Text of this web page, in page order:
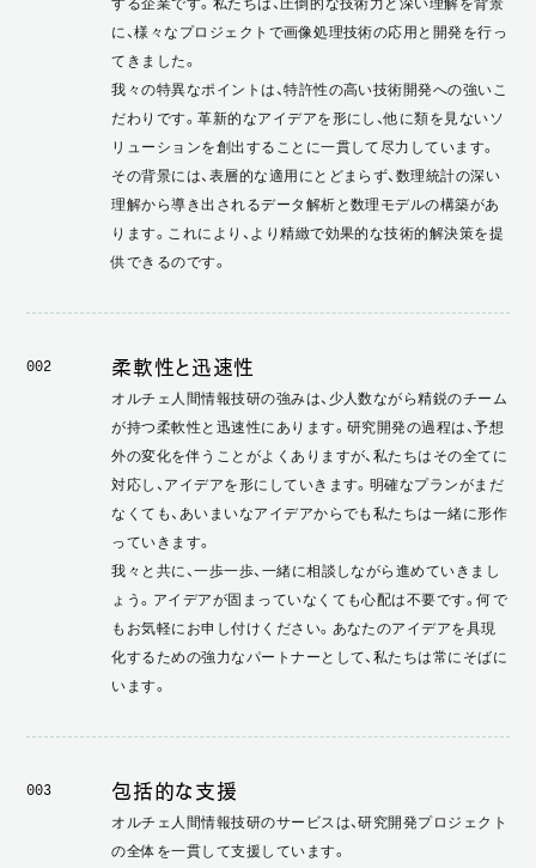
に、様々なプロジェクトで画像処理技術の応用と開発を行っ
てきました。
我々の特異なポイントは、特許性の高い技術開発への強いこ
だわりです。革新的なアイデアを形にし、他に類を見ないソ
リューションを創出することに一貫して尽力しています。
その背景には、表層的な適用にとどまらず、数理統計の深い
理解から導き出されるデータ解析と数理モデルの構築があ
ります。これにより、より精緻で効果的な技術的解決策を提
供できるのです。
002
柔軟性と迅速性
オルチェ人間情報技研の強みは、少人数ながら精鋭のチーム
が持つ柔軟性と迅速性にあります。研究開発の過程は、予想
外の変化を伴うことがよくありますが、私たちはその全てに
対応し、アイデアを形にしていきます。明確なプランがまだ
なくても、あいまいなアイデアからでも私たちは一緒に形作
っていきます。
我々と共に、一歩一歩、一緒に相談しながら進めていきまし
ょう。アイデアが固まっていなくても心配は不要です。何で
もお気軽にお申し付けください。あなたのアイデアを具現
化するための強力なパートナーとして、私たちは常にそばに
います。
003
包括的な支援
オルチェ人間情報技研のサービスは、研究開発プロジェクト
の全体を一貫して支援しています。